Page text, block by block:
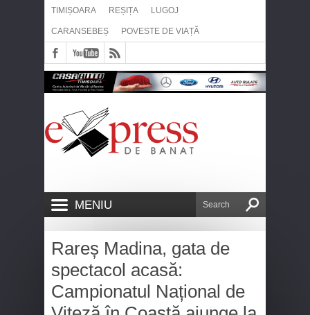
TIMIȘOARA REȘIȚA LUGOJ
CARANSEBEȘ POVESTE DE VIAȚĂ
MENIU
Rareș Madina, gata de
spectacol acasă:
Campionatul Național de